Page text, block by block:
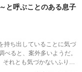
お姉ちゃんの秘密の悩みです。
と呼ぶことのある息子
持ち出していることに気づ
べると、案外多いようだ。
れとも気づかないふりを